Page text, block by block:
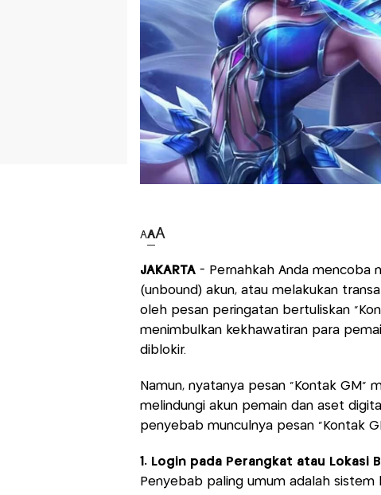
AAA
JAKARTA - Pernahkah Anda mencoba
(unbound) akun, atau melakukan
oleh pesan peringatan bertuliskan
menimbulkan kekhawatiran para
diblokir.
Namun, nyatanya pesan "Kontak GM"
melindungi akun pemain dan aset
penyebab munculnya pesan "Kontak
1. Login pada Perangkat atau Lokasi
Penyebab paling umum adalah